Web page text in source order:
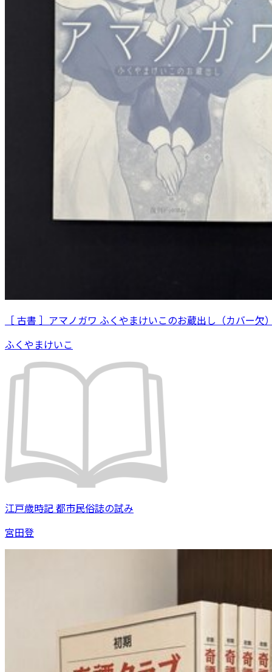
［ 古書 ］アマノガワ ふくやまけいこのお蔵出し（カバー欠
ふくやまけいこ
江戸歳時記 都市民俗誌の試み
宮田登